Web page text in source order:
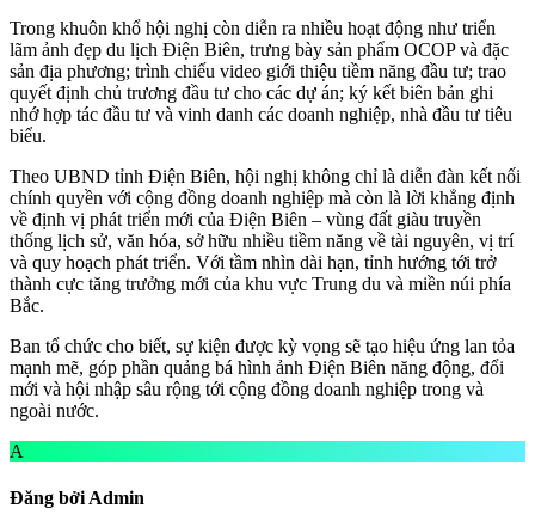
Trong khuôn khổ hội nghị còn diễn ra nhiều hoạt động như triển
lãm ảnh đẹp du lịch Điện Biên, trưng bày sản phẩm OCOP và đặc
sản địa phương; trình chiếu video giới thiệu tiềm năng đầu tư; trao
quyết định chủ trương đầu tư cho các dự án; ký kết biên bản ghi
nhớ hợp tác đầu tư và vinh danh các doanh nghiệp, nhà đầu tư tiêu
biểu.
Theo UBND tỉnh Điện Biên, hội nghị không chỉ là diễn đàn kết nối
chính quyền với cộng đồng doanh nghiệp mà còn là lời khẳng định
về định vị phát triển mới của Điện Biên – vùng đất giàu truyền
thống lịch sử, văn hóa, sở hữu nhiều tiềm năng về tài nguyên, vị trí
và quy hoạch phát triển. Với tầm nhìn dài hạn, tỉnh hướng tới trở
thành cực tăng trưởng mới của khu vực Trung du và miền núi phía
Bắc.
Ban tổ chức cho biết, sự kiện được kỳ vọng sẽ tạo hiệu ứng lan tỏa
mạnh mẽ, góp phần quảng bá hình ảnh Điện Biên năng động, đổi
mới và hội nhập sâu rộng tới cộng đồng doanh nghiệp trong và
ngoài nước.
A
Đăng bởi Admin